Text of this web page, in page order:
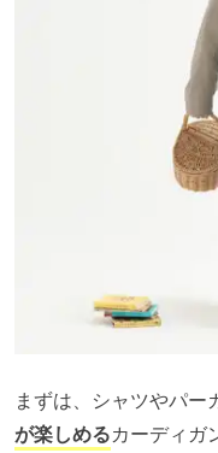
まずは、シャツやパ
が楽しめるカーディガ